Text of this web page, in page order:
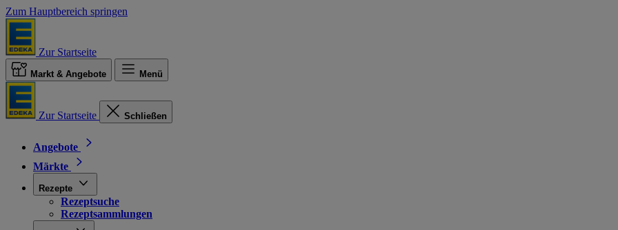
Zum Hauptbereich springen
Zur Startseite
Markt & Angebote Menü
Zur Startseite Schließen
Angebote
Märkte
Rezepte
Rezeptsuche
Rezeptsammlungen